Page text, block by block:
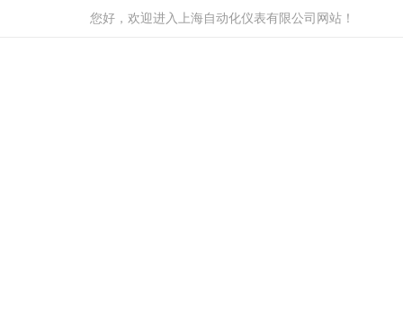
您好，欢迎进入上海自动化仪表有限公司网站！